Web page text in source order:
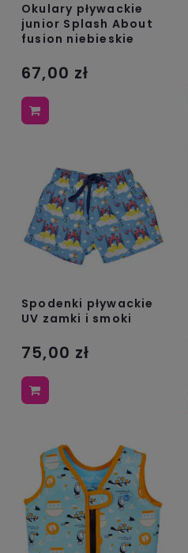
Okulary pływackie
junior Splash About
fusion niebieskie
67,00 zł
Spodenki pływackie
UV zamki i smoki
75,00 zł